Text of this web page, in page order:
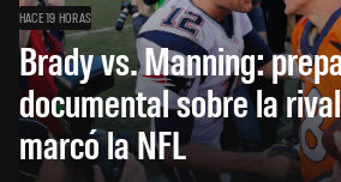
HACE 19 HORAS
Brady vs. Manning:
documental sobre la
marcó la NFL